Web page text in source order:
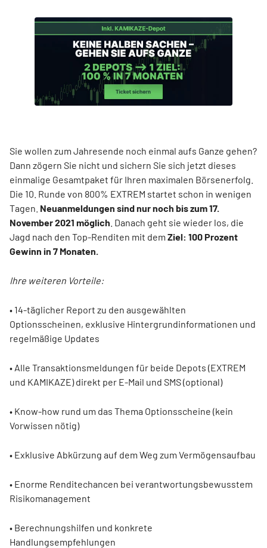
Sie wollen zum Jahresende noch einmal aufs Ganze gehen?
Dann zögern Sie nicht und sichern Sie sich jetzt dieses
einmalige Gesamtpaket für Ihren maximalen Börsenerfolg.
Die 10. Runde von 800% EXTREM startet schon in wenigen
Tagen. Neuanmeldungen sind nur noch bis zum 17.
November 2021 möglich . Danach geht sie wieder los, die
Jagd nach den Top-Renditen mit dem Ziel: 100 Prozent
Gewinn in 7 Monaten.
Ihre weiteren Vorteile:
• 14-täglicher Report zu den ausgewählten
Optionsscheinen, exklusive Hintergrundinformationen und
regelmäßige Updates
• Alle Transaktionsmeldungen für beide Depots (EXTREM
und KAMIKAZE) direkt per E-Mail und SMS (optional)
• Know-how rund um das Thema Optionsscheine (kein
Vorwissen nötig)
• Exklusive Abkürzung auf dem Weg zum Vermögensaufbau
• Enorme Renditechancen bei verantwortungsbewusstem
Risikomanagement
• Berechnungshilfen und konkrete
Handlungsempfehlungen